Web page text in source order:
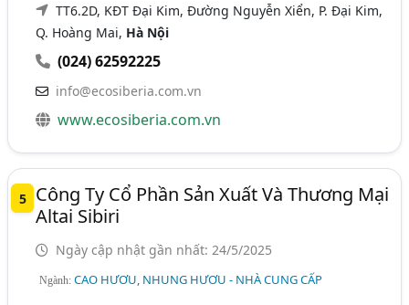
TT6.2D, KĐT Đại Kim, Đường Nguyễn Xiển, P. Đại Kim,
Q. Hoàng Mai, Hà Nội
(024) 62592225
info@ecosiberia.com.vn
www.ecosiberia.com.vn
5
Công Ty Cổ Phần Sản Xuất Và Thương Mại
Altai Sibiri
Ngày cập nhật gần nhất: 24/5/2025
Ngành:CAO HƯƠU, NHUNG HƯƠU - NHÀ CUNG CẤP